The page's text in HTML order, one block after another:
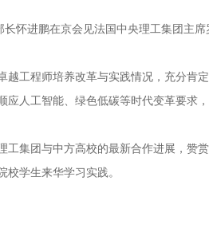
怀进鹏在京会见法国中央理工集团主
越工程师培养改革与实践情况，充分肯
应人工智能、绿色低碳等时代变革要求
工集团与中方高校的最新合作进展，赞
校学生来华学习实践。